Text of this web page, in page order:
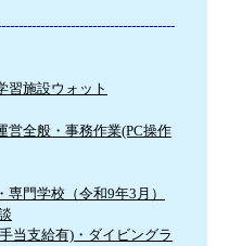
習施設ウォット
営全般・事務作業(PC操作
専門学校（令和9年3月）
当支給有)・ダイビングラ